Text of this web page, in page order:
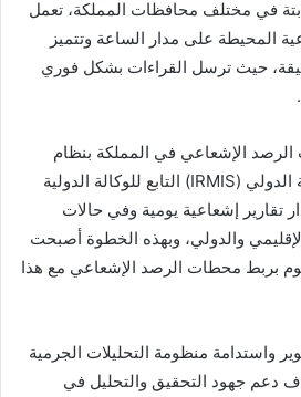
في مختلف محافظات المملكة، تعمل
المحيطة على مدار الساعة وتتميز
حيث ترسل القراءات بشكل فوري
الإشعاعي في المملكة بنظام
معلومات الرقابة الإشعاعية الدولي (IRMIS) التابع للوكالة الدولية
تقارير إشعاعية يومية وفي حالات
والدولي، وبهذه الخطوة أصبحت
بربط محطات الرصد الإشعاعي مع هذا
واستدامة منظومة التحليلات الجرمية
دعم جهود التحقيق والتحليل في